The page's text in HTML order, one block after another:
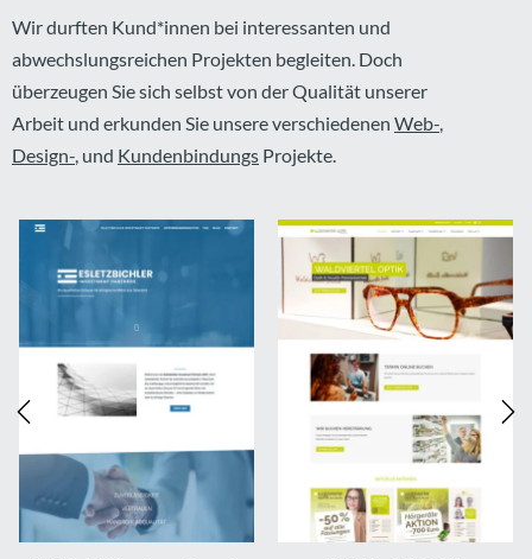
Wir durften Kund*innen bei interessanten und
abwechslungsreichen Projekten begleiten. Doch
überzeugen Sie sich selbst von der Qualität unserer
Arbeit und erkunden Sie unsere verschiedenen Web-,
Design-, und Kundenbindungs Projekte.